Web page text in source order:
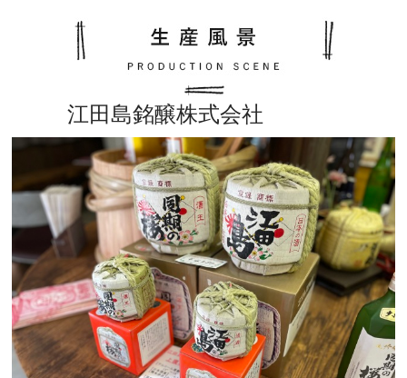
江田島銘醸株式会社